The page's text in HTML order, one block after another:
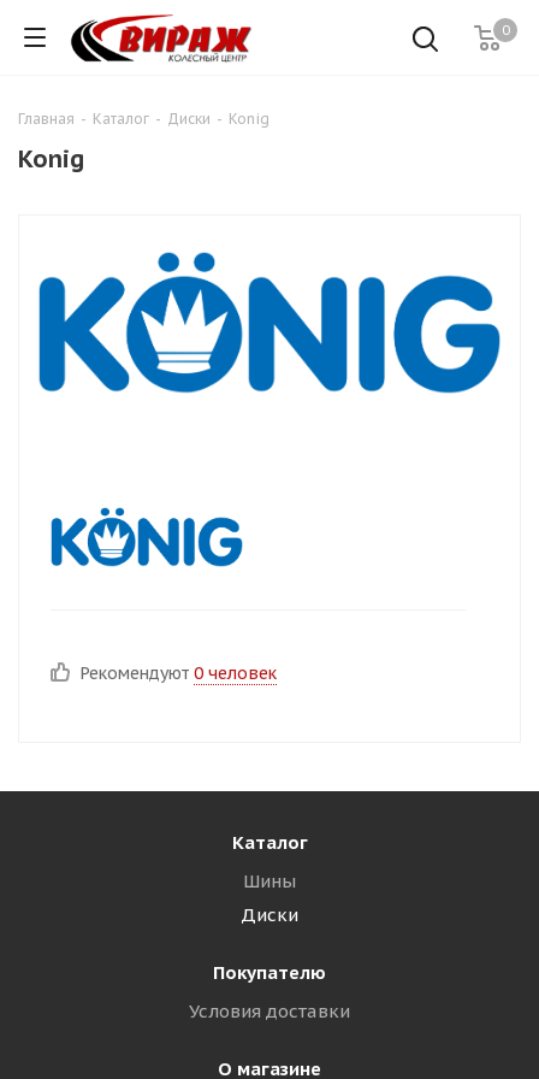
0
Главная - Каталог - Диски - Konig
Konig
Рекомендуют 0 человек
Каталог
Шины
Диски
Покупателю
Условия доставки
О магазине